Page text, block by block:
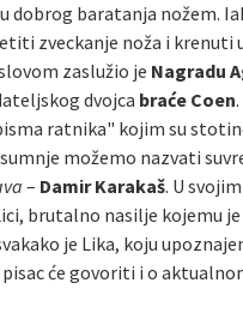
dobrog baratanja nožem.
zveckanje noža i
zaslužio je Nagradu
dvojca braće Coen
ratnika" kojim su
možemo nazvati
– Damir Karakaš. U
brutalno nasilje kojemu
je Lika, koju
pisac će govoriti i o